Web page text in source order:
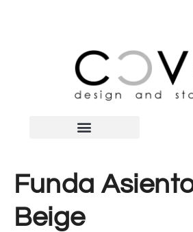
Funda
Beige